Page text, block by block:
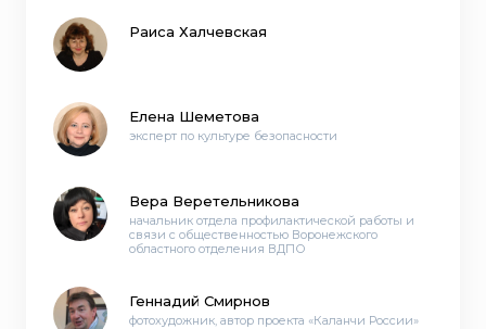
Раиса Халчевская
Елена Шеметова
эксперт по культуре безопасности
Вера Веретельникова
начальник отдела профилактической работы и
связи с общественностью Воронежского
областного отделения ВДПО
Геннадий Смирнов
фотохудожник, автор проекта «Каланчи России»